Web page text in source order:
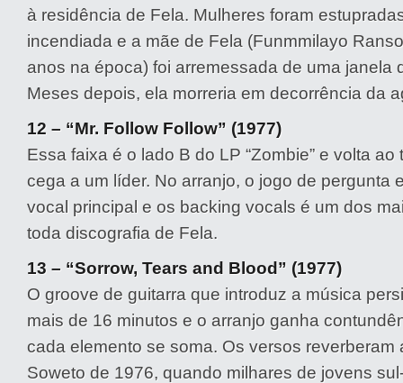
à residência de Fela. Mulheres foram
incendiada e a mãe de Fela (Funmmilayo
anos na época) foi arremessada de uma janela
Meses depois, ela morreria em decorrência da
12 – “Mr. Follow Follow” (1977)
Essa faixa é o lado B do LP “Zombie” e volta
cega a um líder. No arranjo, o jogo de pergunta
vocal principal e os backing vocals é um dos
toda discografia de Fela.
13 – “Sorrow, Tears and Blood” (1977)
O groove de guitarra que introduz a música
mais de 16 minutos e o arranjo ganha
cada elemento se soma. Os versos reverberam
Soweto de 1976, quando milhares de jovens